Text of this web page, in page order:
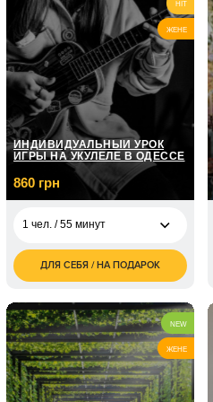
HIT
ЖЕНЕ
ИНДИВИДУАЛЬНЫЙ УРОК
ИГРЫ НА УКУЛЕЛЕ В ОДЕССЕ
860 грн
1 чел. / 55 минут
грн
2 чел. / 55 минут
1 720
грн
1 чел. / 4 занятия по
55 минут
2 990
грн
1 чел. / 8 занятий по
5 410
ДЛЯ СЕБЯ / НА ПОДАРОК
NEW
ЖЕНЕ